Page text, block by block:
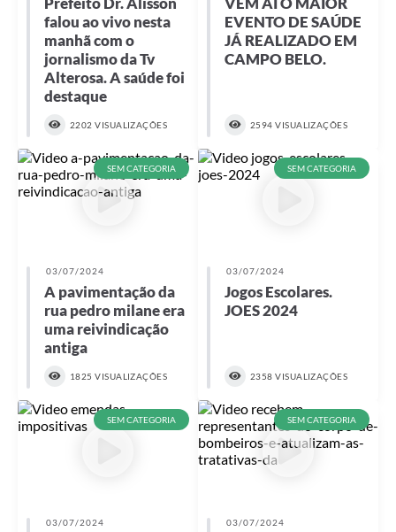
falou ao vivo nesta
manhã com o
jornalismo da Tv
Alterosa. A saúde foi
destaque
2202 VISUALIZAÇÕES
EVENTO DE SAÚDE
JÁ REALIZADO EM
CAMPO BELO.
2594 VISUALIZAÇÕES
SEM CATEGORIA
03/07/2024
A pavimentação da
rua pedro milane era
uma reivindicação
antiga
1825 VISUALIZAÇÕES
SEM CATEGORIA
03/07/2024
Jogos Escolares.
JOES 2024
2358 VISUALIZAÇÕES
SEM CATEGORIA
03/07/2024
SEM CATEGORIA
03/07/2024